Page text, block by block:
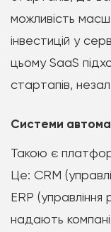
можливість
інвестицій у
цьому SaaS
стартапів,
Системи
Такою є
Це: CRM
ERP
надають